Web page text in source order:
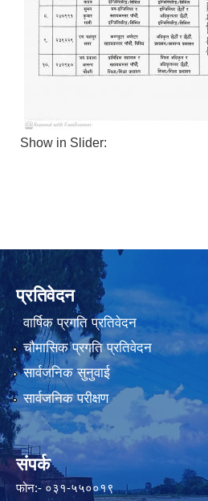
Show in Slider:
प्रतिवेदन
वार्षिक प्रगति प्रतिवेदन
चौमासिक प्रगति प्रतिवेदन
सार्वजनिक सुनुवाई
सार्वजनिक परीक्षण
संपर्क
फोन:- ०३१-५५००१९